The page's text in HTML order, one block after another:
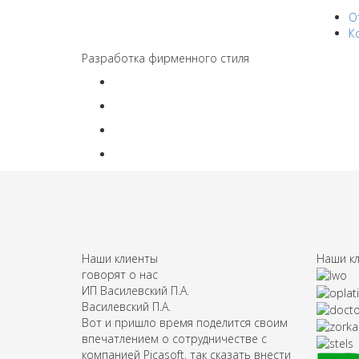
Разработка фирменного стиля
Наши клиенты
говорят о нас
ИП Василевский П.А.
Василевский П.А.
Вот и пришло время поделится своим
впечатлением о сотрудничестве с
компанией Picasoft, так сказать внести
Наши